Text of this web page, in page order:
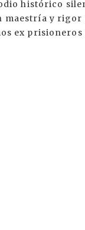
histórico
maestría y
ex